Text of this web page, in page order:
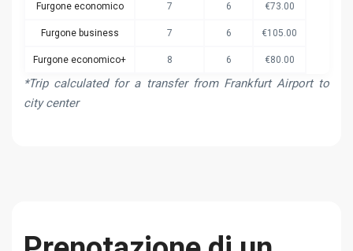
Furgone economico 7 6 €73.00
Furgone business 7 6 €105.00
Furgone economico+ 8 6 €80.00
*Trip calculated for a transfer from Frankfurt Airport to
city center